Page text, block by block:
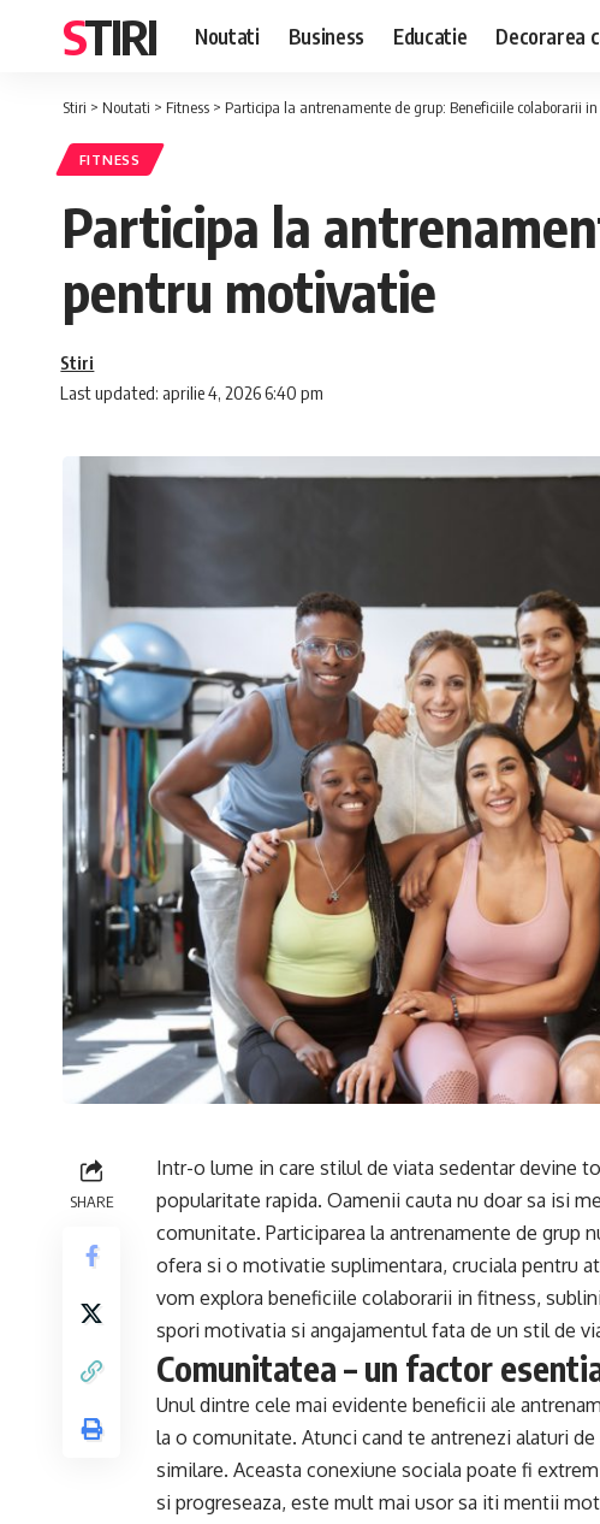
STIRI Noutati Business Educatie Decorarea
Stiri > Noutati > Fitness > Participa la antrenamente de grup: Beneficiile colaborarii
FITNESS
Participa la
pentru motivatie
Last updated: aprilie 4, 2026 6:40 pm
Stiri
SHARE
Intr-o lume in care stilul de viata sedentar devine
popularitate rapida. Oamenii cauta nu doar sa isi
comunitate. Participarea la antrenamente de grup
ofera si o motivatie suplimentara, cruciala pentru
vom explora beneficiile colaborarii in fitness,
spori motivatia si angajamentul fata de un stil de
Comunitatea – un factor
Unul dintre cele mai evidente beneficii ale
la o comunitate. Atunci cand te antrenezi alaturi
similare. Aceasta conexiune sociala poate fi
si progreseaza, este mult mai usor sa iti mentii